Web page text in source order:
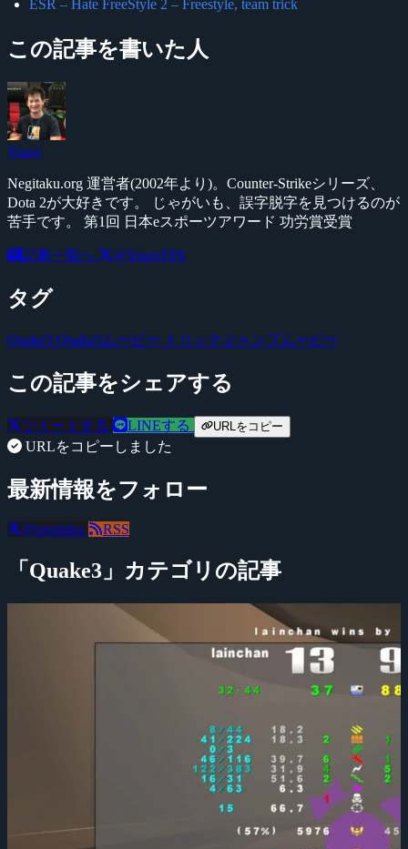
ESR – Hate FreeStyle 2 – Freestyle, team trick
この記事を書いた人
Yossy
Negitaku.org 運営者(2002年より)。Counter-Strikeシリーズ、
Dota 2が大好きです。 じゃがいも、誤字脱字を見つけるのが
苦手です。 第1回 日本eスポーツアワード 功労賞受賞
記事一覧へ @YossyFPS
タグ
Quake3 Quake3ムービー トリックジャンプムービー
この記事をシェアする
ツイートする LINEする URLをコピー
URLをコピーしました
最新情報をフォロー
@negitaku RSS
「Quake3」カテゴリの記事